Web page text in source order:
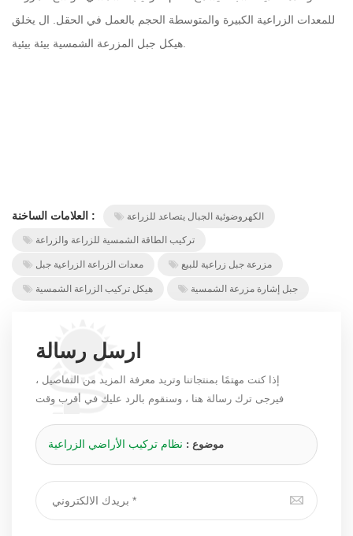
للمعدات الزراعية الكبيرة والمتوسطة الحجم بالعمل في الحقل. ال يخلق
العلامات الساخنة : الكهروضوئية الجبال يتصاعد للزراعة
تركيب الطاقة الشمسية للزراعة والزراعة
معدات الزراعة الزراعية جبل مزرعة جبل زراعية للبيع
هيكل تركيب الزراعة الشمسية جبل إشارة مزرعة الشمسية
ارسل رسالة
إذا كنت مهتمًا بمنتجاتنا وتريد معرفة المزيد من التفاصيل ،
فيرجى ترك رسالة هنا ، وسنقوم بالرد عليك في أقرب وقت
موضوع : نظام تركيب الأراضي الزراعية